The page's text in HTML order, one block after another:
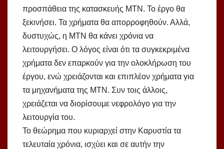
προσπάθεια της κατασκευής ΜΤΝ. Το έργο θα
ξεκινήσει. Τα χρήματα θα απορροφηθούν. Αλλά,
δυστυχώς, η ΜΤΝ θα κάνει χρόνια να
λειτουργήσει. Ο λόγος είναι ότι τα συγκεκριμένα
χρήματα δεν επαρκούν για την ολοκλήρωση του
έργου, ενώ χρειάζονται και επιπλέον χρήματα για
τα μηχανήματα της ΜΤΝ. Συν τοις άλλοις,
χρειάζεται να διορίσουμε νεφρολόγο για την
λειτουργία του.
Το θεώρημα που κυριαρχεί στην Καρυστία τα
τελευταία χρόνια, ισχύει και σε αυτήν την